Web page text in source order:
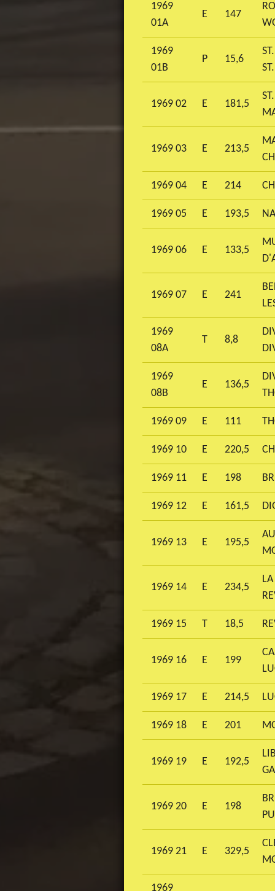
1969
01A
E 147
1969
01B
P 15,6
1969 02 E 181,5
1969 03 E 213,5
1969 04 E 214
1969 05 E 193,5
1969 06 E 133,5
1969 07 E 241
1969
08A
T 8,8
1969
08B
E 136,5
1969 09 E 111
1969 10 E 220,5
1969 11 E 198
1969 12 E 161,5
1969 13 E 195,5
1969 14 E 234,5
1969 15 T 18,5
1969 16 E 199
1969 17 E 214,5
1969 18 E 201
1969 19 E 192,5
1969 20 E 198
1969 21 E 329,5
1969